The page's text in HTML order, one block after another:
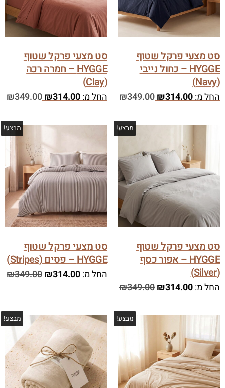
סט מצעי פרקל שטוף
HYGGE – כחול נייבי
(Navy)
החל מ: ₪314.00
₪349.00
סט מצעי פרקל שטוף
HYGGE – חמרה רכה
(Clay)
החל מ: ₪314.00
₪349.00
מבצע!
סט מצעי פרקל שטוף
HYGGE – אפור כסף
(Silver)
החל מ: ₪314.00
₪349.00
מבצע!
סט מצעי פרקל שטוף
HYGGE – פסים (Stripes)
החל מ: ₪314.00
₪349.00
מבצע! מבצע!